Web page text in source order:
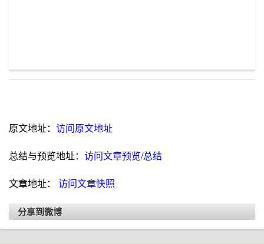
原文地址： 访问原文地址
总结与预览地址： 访问文章预览/总结
文章地址： 访问文章快照
分享到微博